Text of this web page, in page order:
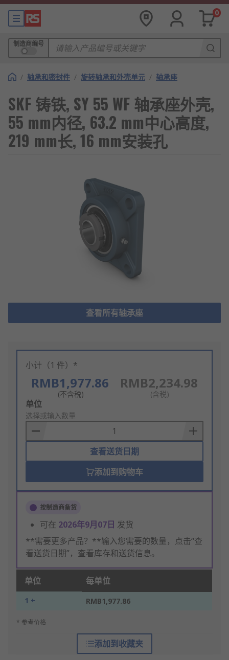
0
制造商编号
/ 轴承和密封件 / 旋转轴承和外壳单元 / 轴承座
SKF 铸铁, SY 55 WF 轴承座外壳,
55 mm内径, 63.2 mm中心高度,
219 mm长, 16 mm安装孔
查看所有轴承座
小计（1 件）*
RMB1,977.86
(不含税)
RMB2,234.98
(含税)
Add
to
Basket
单位
选择或输入数量
查看送货日期
添加到购物车
按制造商备货
可在 2026年9月07日 发货
**需要更多产品？**输入您需要的数量，点击“查
看送货日期”，查看库存和送货信息。
单位 每单位
1 + RMB1,977.86
* 参考价格
添加到收藏夹